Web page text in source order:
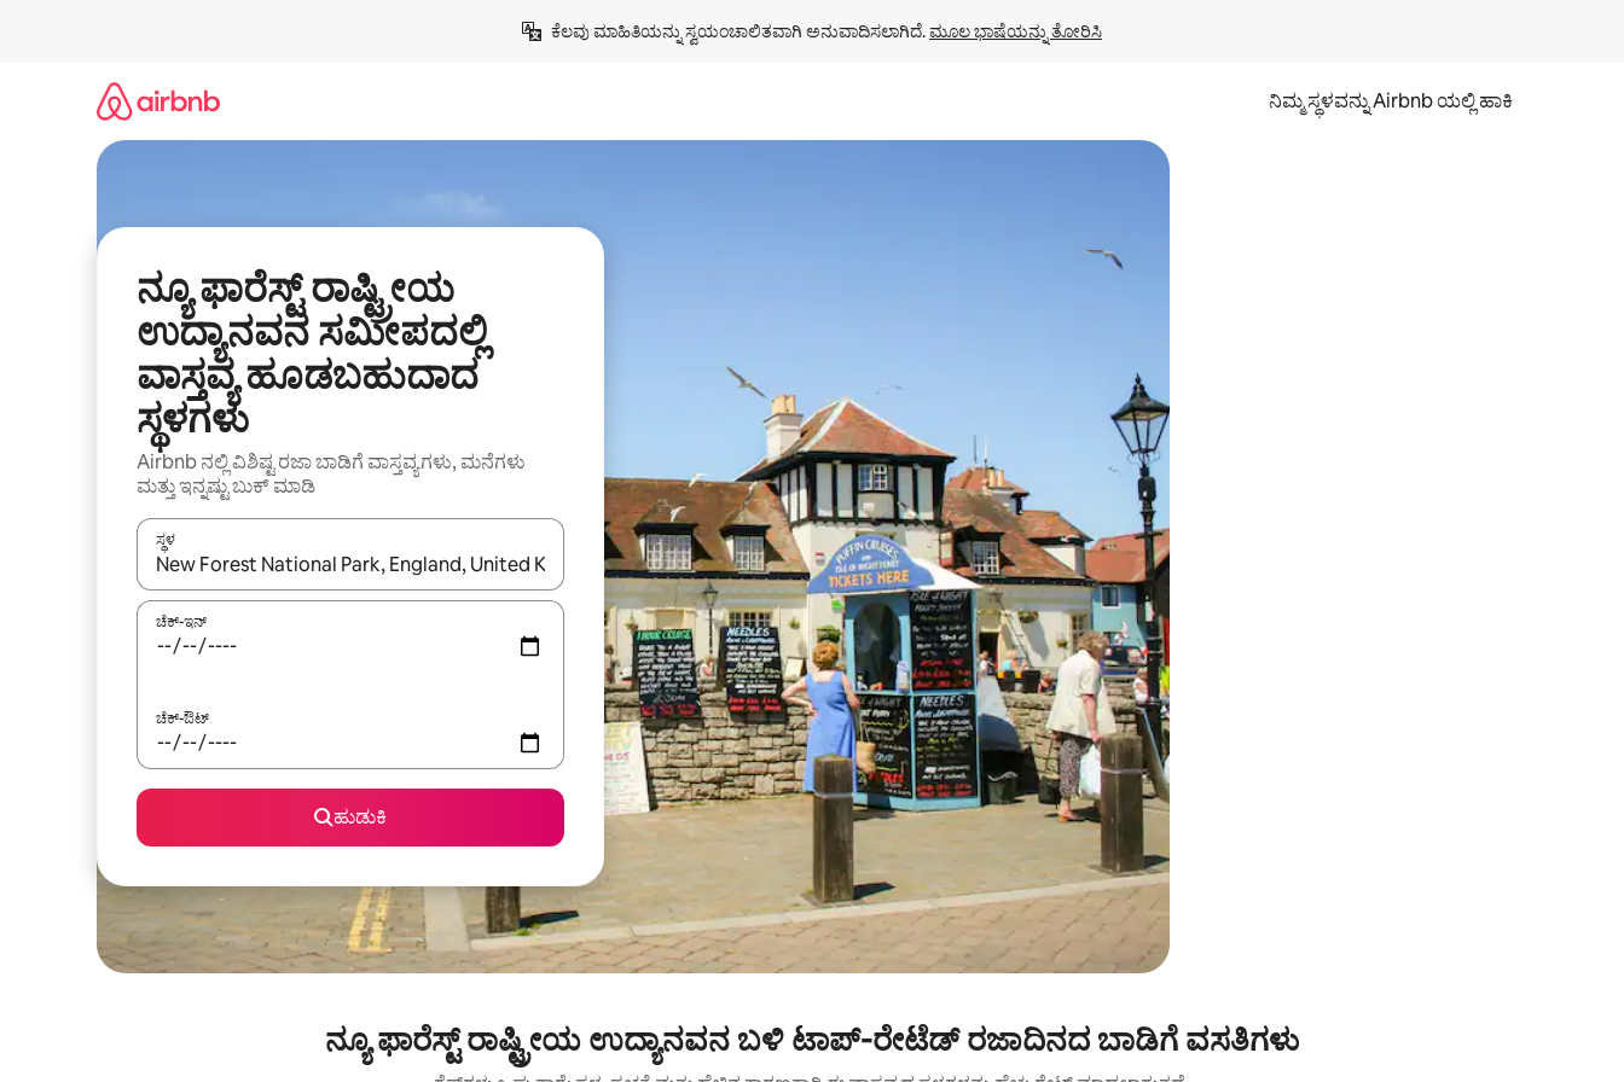
ಕೆಲವು ಮಾಹಿತಿಯನ್ನು ಸ್ವಯಂಚಾಲಿತವಾಗಿ ಅನುವಾದಿಸಲಾಗಿದೆ. ಮೂಲ ಭಾಷೆಯನ್ನು ತೋರಿಸಿ
ನಿಮ್ಮ ಸ್ಥಳವನ್ನು Airbnb ಯಲ್ಲಿ ಹಾಕಿ
ನ್ಯೂ ಫಾರೆಸ್ಟ್ ರಾಷ್ಟ್ರೀಯ
ಉದ್ಯಾನವನ ಸಮೀಪದಲ್ಲಿ
ವಾಸ್ತವ್ಯ ಹೂಡಬಹುದಾದ
ಸ್ಥಳಗಳು
Airbnb ನಲ್ಲಿ ವಿಶಿಷ್ಟ ರಜಾ ಬಾಡಿಗೆ ವಾಸ್ತವ್ಯಗಳು, ಮನೆಗಳು
ಮತ್ತು ಇನ್ನಷ್ಟು ಬುಕ್ ಮಾಡಿ
ಸ್ಥಳ
ಫಲಿತಾಂಶಗಳು ಲಭ್ಯವಿರುವಾಗ, ಅಪ್ ಮತ್ತು ಡೌನ್ ಬಾಣದ ಕೀಲಿಗಳೊಂದಿಗೆ ನ್ಯಾವಿಗೇಟ್ ಮಾಡಿ ಅಥವಾ ಸ್ಪರ್ಶ ಅಥವಾ ಸ್ವೈಪ್ ಗೆಸ್ಚರ್‌ಗಳ ಮೂಲಕ ಅನ್ವೇಷಿಸಿ.
ಚೆಕ್-ಇನ್
ಚೆಕ್-ಔಟ್
ಹುಡುಕಿ
ನ್ಯೂ ಫಾರೆಸ್ಟ್ ರಾಷ್ಟ್ರೀಯ ಉದ್ಯಾನವನ ಬಳಿ ಟಾಪ್-ರೇಟೆಡ್ ರಜಾದಿನದ ಬಾಡಿಗೆ ವಸತಿಗಳು